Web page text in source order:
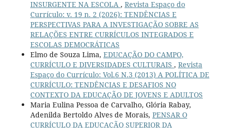
INSURGENTE NA ESCOLA , Revista Espaço do
Currículo: v. 19 n. 2 (2026): TENDÊNCIAS E
PERSPECTIVAS PARA A INVESTIGAÇÃO SOBRE AS
RELAÇÕES ENTRE CURRÍCULOS INTEGRADOS E
ESCOLAS DEMOCRÁTICAS
Elmo de Souza Lima, EDUCAÇÃO DO CAMPO,
CURRÍCULO E DIVERSIDADES CULTURAIS , Revista
Espaço do Currículo: Vol.6 N.3 (2013) A POLÍTICA DE
CURRÍCULO: TENDÊNCIAS E DESAFIOS NO
CONTEXTO DA EDUCAÇÃO DE JOVENS E ADULTOS
Maria Eulina Pessoa de Carvalho, Glória Rabay,
Adenilda Bertoldo Alves de Morais, PENSAR O
CURRÍCULO DA EDUCAÇÃO SUPERIOR DA